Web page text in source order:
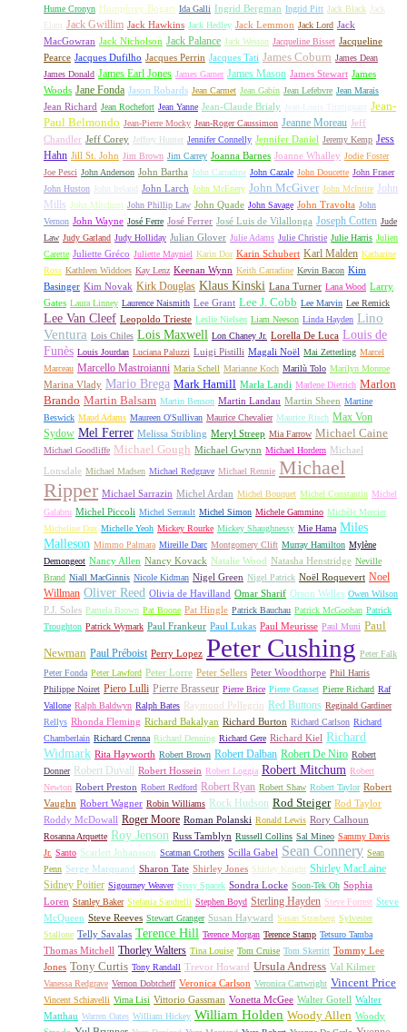
Hume Cronyn Humphrey Bogart Ida Galli Ingrid Bergman Ingrid Pitt Jack Black Jack
Elam Jack Gwillim Jack Hawkins Jack Hedley Jack Lemmon Jack Lord Jack
MacGowran Jack Nicholson Jack Palance Jack Weston Jacqueline Bisset Jacqueline
Pearce Jacques Dufilho Jacques Perrin Jacques Tati James Coburn James Dean
James Donald James Earl Jones James Garner James Mason James Stewart James
Woods Jane Fonda Jason Robards Jean Carmet Jean Gabin Jean Lefebvre Jean Marais
Jean Richard Jean Rochefort Jean Yanne Jean-Claude Brialy Jean-Louis Trintignant
Jean-
Paul Belmondo Jean-Pierre Mocky Jean-Roger Caussimon Jeanne Moreau Jeff
Chandler Jeff Corey Jeffrey Hunter Jennifer Connelly Jennifer Daniel Jeremy Kemp Jess
Hahn Jill St. John Jim Brown Jim Carrey Joanna Barnes Joanne Whalley Jodie Foster
Joe Pesci John Anderson John Bartha John Carradine John Cazale John Doucette John Fraser
John Huston John Ireland John Larch John McEnery John McGiver John McIntire John
Mills John Mitchum John Phillip Law John Quade John Savage John Travolta John
Vernon John Wayne José Ferre José Ferrer José Luis de Vilallonga Joseph Cotten Jude
Law Judy Garland Judy Holliday Julian Glover Julie Adams Julie Christie Julie Harris Julien
Carette Juliette Gréco Juliette Mayniel Karin Dor Karin Schubert Karl Malden Katharine
Ross Kathleen Widdoes Kay Lenz Keenan Wynn Keith Carradine Kevin Bacon Kim
Basinger Kim Novak Kirk Douglas Klaus Kinski Lana Turner Lana Wood Larry
Gates Laura Linney Laurence Naismith Lee Grant Lee J. Cobb Lee Marvin Lee Remick
Lee Van Cleef Leopoldo Trieste Leslie Nielsen Liam Neeson Linda Hayden Lino
Ventura Lois Chiles Lois Maxwell Lon Chaney Jr. Lorella De Luca Louis de
Funès Louis Jourdan Luciana Paluzzi Luigi Pistilli Magali Noël Mai Zetterling Marcel
Marceau Marcello Mastroianni Maria Schell Marianne Koch Marilù Tolo Marilyn Monroe
Marina Vlady Mario Brega Mark Hamill Marla Landi Marlene Dietrich Marlon
Brando Martin Balsam Martin Benson Martin Landau Martin Sheen Martine
Beswick Maud Adams Maureen O'Sullivan Maurice Chevalier Maurice Risch Max Von
Sydow Mel Ferrer Melissa Stribling Meryl Streep Mia Farrow Michael Caine
Michael Goodliffe Michael Gough Michael Gwynn Michael Hordern Michael
Lonsdale Michael Madsen Michael Redgrave Michael Rennie Michael
Ripper Michael Sarrazin Michel Ardan Michel Bouquet Michel Constantin Michel
Galabru Michel Piccoli Michel Serrault Michel Simon Michele Gammino Michèle Mercier
Micheline Dax Michelle Yeoh Mickey Rourke Mickey Shaughnessy Mie Hama Miles
Malleson Mimmo Palmara Mireille Darc Montgomery Clift Murray Hamilton Mylène
Demongeot Nancy Allen Nancy Kovack Natalie Wood Natasha Henstridge Neville
Brand Niall MacGinnis Nicole Kidman Nigel Green Nigel Patrick Noël Roquevert Noel
Willman Oliver Reed Olivia de Havilland Omar Sharif Orson Welles Owen Wilson
P.J. Soles Pamela Brown Pat Boone Pat Hingle Patrick Bauchau Patrick McGoohan Patrick
Troughton Patrick Wymark Paul Frankeur Paul Lukas Paul Meurisse Paul Muni Paul
Newman Paul Préboist Perry Lopez Peter Cushing Peter Falk
Peter Fonda Peter Lawford Peter Lorre Peter Sellers Peter Woodthorpe Phil Harris
Philippe Noiret Piero Lulli Pierre Brasseur Pierre Brice Pierre Grasset Pierre Richard Raf
Vallone Ralph Baldwyn Ralph Bates Raymond Pellegrin Red Buttons Reginald Gardiner
Rellys Rhonda Fleming Richard Bakalyan Richard Burton Richard Carlson Richard
Chamberlain Richard Crenna Richard Denning Richard Gere Richard Kiel Richard
Widmark Rita Hayworth Robert Brown Robert Dalban Robert De Niro Robert
Donner
Robert Duvall Robert Hossein Robert Loggia Robert Mitchum Robert
Newton Robert Preston Robert Redford Robert Ryan Robert Shaw Robert Taylor Robert
Vaughn Robert Wagner Robin Williams Rock Hudson Rod Steiger Rod Taylor
Roddy McDowall Roger Moore Roman Polanski Ronald Lewis Rory Calhoun
Rosanna Arquette Roy Jenson Russ Tamblyn Russell Collins Sal Mineo Sammy Davis
Jr. Santo Scarlett Johansson Scatman Crothers Scilla Gabel Sean Connery Sean
Penn Serge Marquand Sharon Tate Shirley Jones Shirley Knight Shirley MacLaine
Sidney Poitier Sigourney Weaver Sissy Spacek Sondra Locke Soon-Tek Oh Sophia
Loren Stanley Baker Stefania Sandrelli Stephen Boyd Sterling Hayden Steve Forrest Steve
McQueen Steve Reeves Stewart Granger Susan Hayward Susan Strasberg Sylvester
Stallone Telly Savalas Terence Hill Terence Morgan Terence Stamp Tetsuro Tamba
Thomas Mitchell Thorley Walters Tina Louise Tom Cruise Tom Skerritt Tommy Lee
Jones Tony Curtis Tony Randall Trevor Howard Ursula Andress Val Kilmer
Vanessa Redgrave Vernon Dobtcheff Veronica Carlson Veronica Cartwright Vincent Price
Vincent Schiavelli Virna Lisi Vittorio Gassman Vonetta McGee Walter Gotell Walter
Matthau Warren Oates William Hickey William Holden Woody Allen Woody